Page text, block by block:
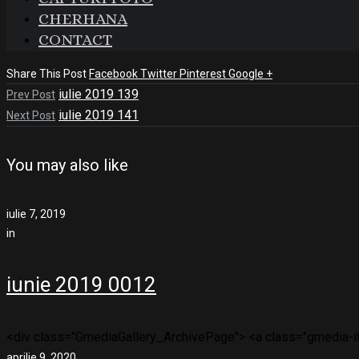
CHERHANA
CONTACT
Share This Post FacebookTwitter PinterestGoogle +
Prev Post iulie 2019 139
Next Post iulie 2019 141
You may also like
iulie 7, 2019
in
iunie 2019 0012